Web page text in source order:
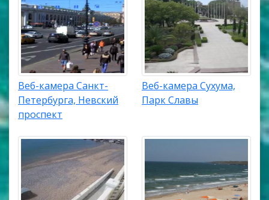
Веб-камера Санкт-
Петербурга, Невский
проспект
Веб-камера Сухума,
Парк Славы